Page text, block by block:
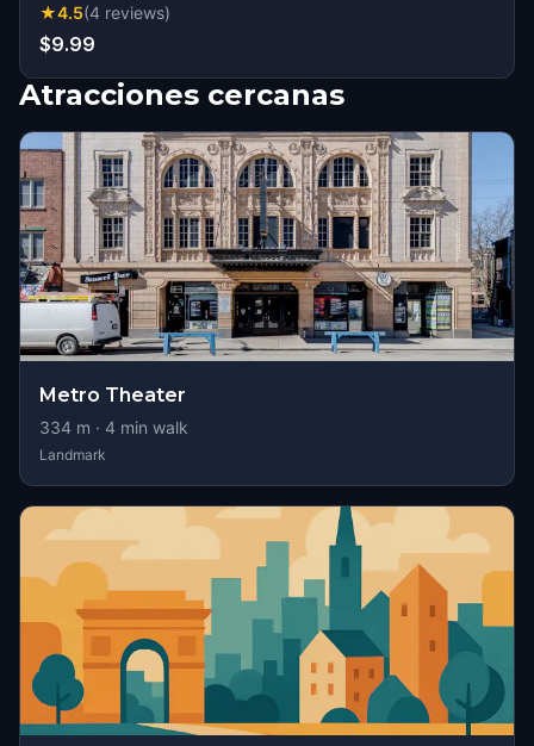
★4.5(4 reviews)
$9.99
Atracciones cercanas
Metro Theater
334 m · 4 min walk
Landmark